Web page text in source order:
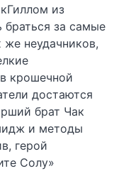
из
браться за самые
неудачников,
крошечной
достаются
брат Чак
и методы
герой
Солу»